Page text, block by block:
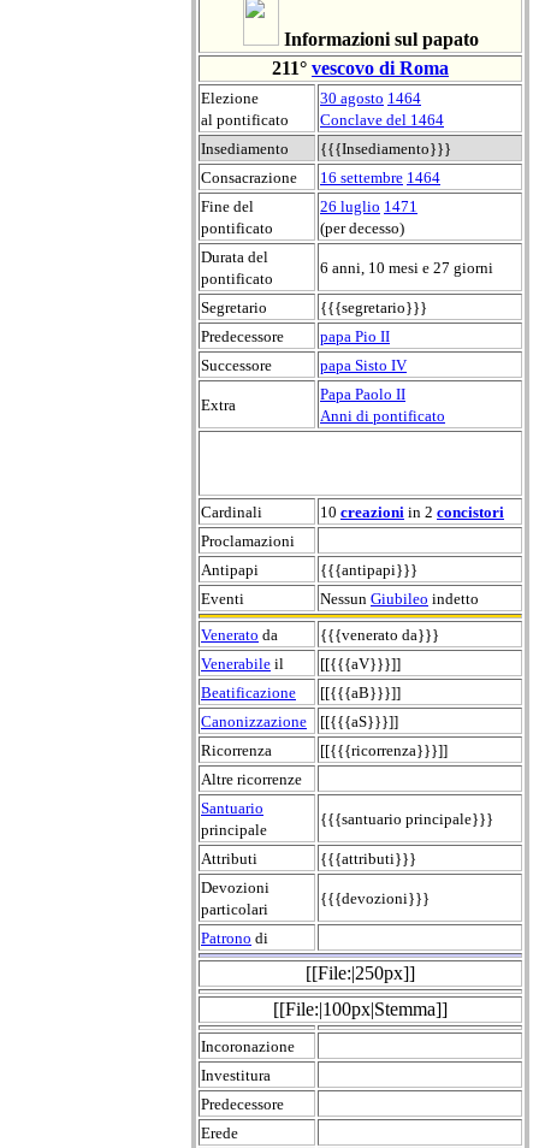
Informazioni sul papato
211° vescovo di Roma
Elezione
al pontificato
30 agosto 1464
Conclave del 1464
Insediamento
{{{Insediamento}}}
Consacrazione
16 settembre 1464
Fine del
pontificato
26 luglio 1471
(per decesso)
Durata del
pontificato
6 anni, 10 mesi e 27 giorni
Segretario
{{{segretario}}}
Predecessore
papa Pio II
Successore
papa Sisto IV
Extra
Papa Paolo II
Anni di pontificato
Cardinali 10 creazioni in 2 concistori
Proclamazioni
Antipapi
{{{antipapi}}}
Eventi
Nessun Giubileo indetto
Venerato da
{{{venerato da}}}
Venerabile il
[[{{{aV}}}]]
Beatificazione
[[{{{aB}}}]]
Canonizzazione
[[{{{aS}}}]]
Ricorrenza
[[{{{ricorrenza}}}]]
Altre ricorrenze
Santuario
principale
{{{santuario principale}}}
Attributi
{{{attributi}}}
Devozioni
particolari
{{{devozioni}}}
Patrono di
[[File:|250px]]
[[File:|100px|Stemma]]
Incoronazione
Investitura
Predecessore
Erede